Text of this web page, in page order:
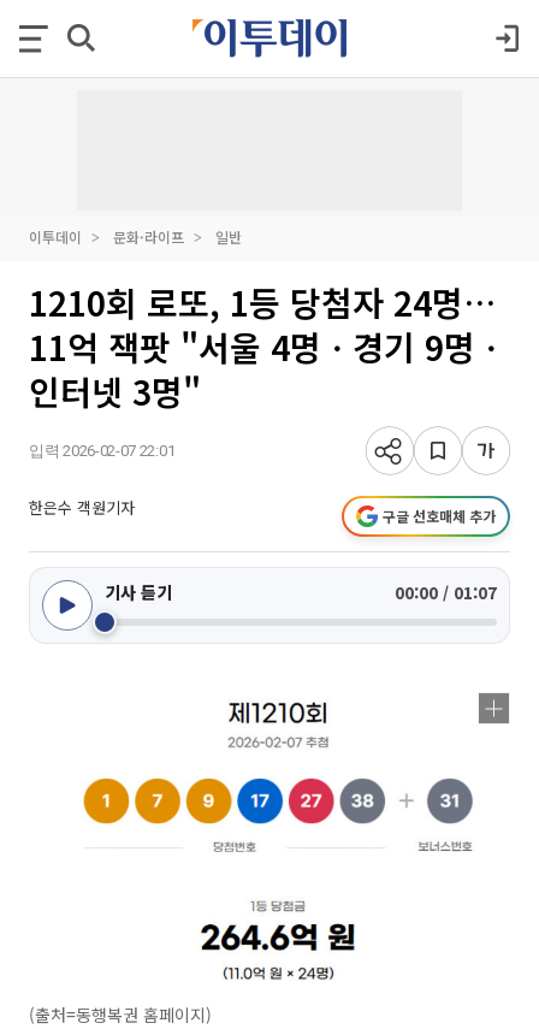
이투데이 문화·라이프 일반
1210회 로또, 1등 당첨자 24명…
11억 잭팟 "서울 4명ㆍ경기 9명ㆍ
인터넷 3명"
입력 2026-02-07 22:01
한은수 객원기자 구글 선호매체 추가
기사 듣기 00:00 / 01:07
(출처=동행복권 홈페이지)